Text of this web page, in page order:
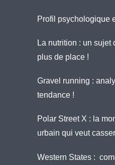
Profil psychologique
La nutrition : un sujet
plus de place !
Gravel running :
tendance !
Polar Street X : la
urbain qui veut
Western States :